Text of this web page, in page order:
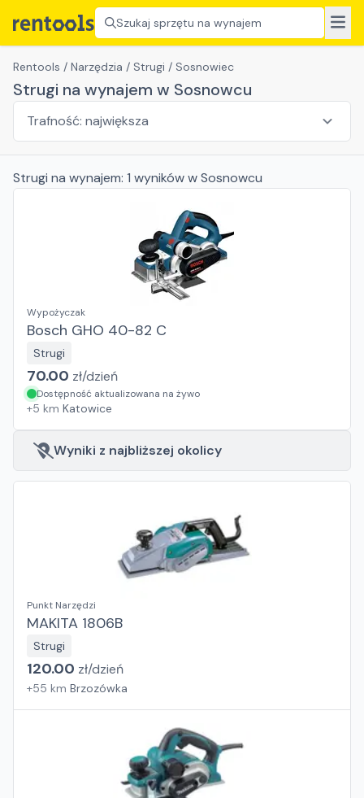
Szukaj sprzętu na wynajem
Rentools / Narzędzia / Strugi / Sosnowiec
Strugi na wynajem w Sosnowcu
Strugi na wynajem: 1 wynikóww Sosnowcu
Wypożyczak
Bosch GHO 40-82 C
Strugi
70.00 zł/dzień
Dostępność aktualizowana na żywo
+5 km Katowice
Wyniki z najbliższej okolicy
Punkt Narzędzi
MAKITA 1806B
Strugi
120.00 zł/dzień
+55 km Brzozówka